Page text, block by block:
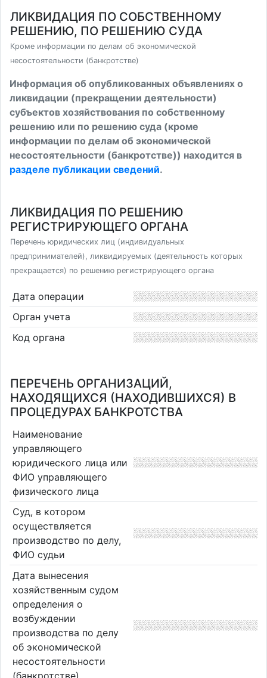
ЛИКВИДАЦИЯ ПО СОБСТВЕННОМУ
РЕШЕНИЮ, ПО РЕШЕНИЮ СУДА
Кроме информации по делам об экономической
несостоятельности (банкротстве)
Информация об опубликованных объявлениях о
ликвидации (прекращении деятельности)
субъектов хозяйствования по собственному
решению или по решению суда (кроме
информации по делам об экономической
несостоятельности (банкротстве)) находится в
разделе публикации сведений.
ЛИКВИДАЦИЯ ПО РЕШЕНИЮ
РЕГИСТРИРУЮЩЕГО ОРГАНА
Перечень юридических лиц (индивидуальных
предпринимателей), ликвидируемых (деятельность которых
прекращается) по решению регистрирующего органа
Дата операции
Орган учета
Код органа
ПЕРЕЧЕНЬ ОРГАНИЗАЦИЙ,
НАХОДЯЩИХСЯ (НАХОДИВШИХСЯ) В
ПРОЦЕДУРАХ БАНКРОТСТВА
Наименование
управляющего
юридического лица или
ФИО управляющего
физического лица
Суд, в котором
осуществляется
производство по делу,
ФИО судьи
Дата вынесения
хозяйственным судом
определения о
возбуждении
производства по делу
об экономической
несостоятельности
(банкротстве)